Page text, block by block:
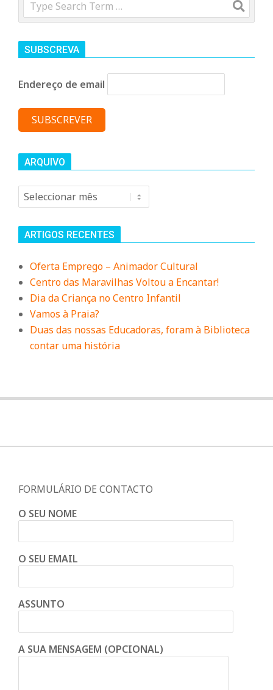
n
d
e
SUBSCREVA
Endereço de email
ARQUIVO
Arquivo
ARTIGOS RECENTES
Oferta Emprego – Animador Cultural
Centro das Maravilhas Voltou a Encantar!
Dia da Criança no Centro Infantil
Vamos à Praia?
Duas das nossas Educadoras, foram à Biblioteca
contar uma história
FORMULÁRIO DE CONTACTO
O SEU NOME
O SEU EMAIL
ASSUNTO
A SUA MENSAGEM (OPCIONAL)